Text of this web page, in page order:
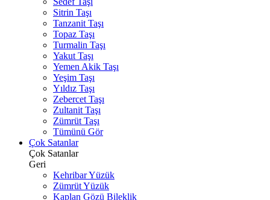
Sitrin Taşı
Tanzanit Taşı
Topaz Taşı
Turmalin Taşı
Yakut Taşı
Yemen Akik Taşı
Yeşim Taşı
Yıldız Taşı
Zebercet Taşı
Zultanit Taşı
Zümrüt Taşı
Tümünü Gör
Çok Satanlar
Çok Satanlar
Geri
Kehribar Yüzük
Zümrüt Yüzük
Kaplan Gözü Bileklik